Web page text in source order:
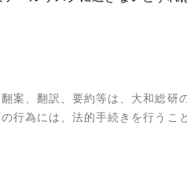
、翻訳、要約等は、大和総研
行為には、法的手続きを行うこ